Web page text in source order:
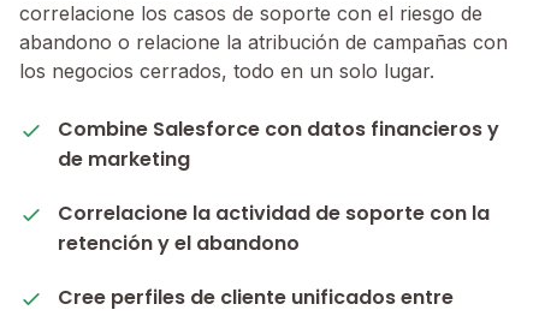
correlacione los casos de soporte con el riesgo de
abandono o relacione la atribución de campañas con
los negocios cerrados, todo en un solo lugar.
Combine Salesforce con datos financieros y
de marketing
Correlacione la actividad de soporte con la
retención y el abandono
Cree perfiles de cliente unificados entre